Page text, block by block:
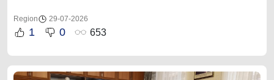
Region 29-07-2026
1 0 653